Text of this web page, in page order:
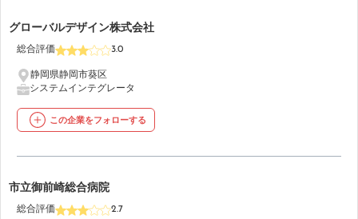
26
グローバルデザイン株式会社
総合評価 3.0
静岡県静岡市葵区
システムインテグレータ
この企業をフォローする
27
市立御前崎総合病院
総合評価 2.7